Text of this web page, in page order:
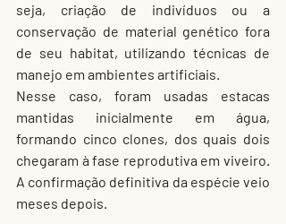
seja, criação de indivíduos ou a
conservação de material genético fora
de seu habitat, utilizando técnicas de
manejo em ambientes artificiais.
Nesse caso, foram usadas estacas
mantidas inicialmente em água,
formando cinco clones, dos quais dois
chegaram à fase reprodutiva em viveiro.
A confirmação definitiva da espécie veio
meses depois.